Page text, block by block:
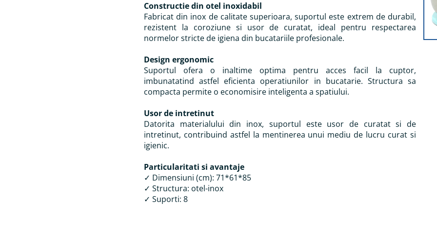
Constructie din otel inoxidabil
Fabricat din inox de calitate superioara, suportul este extrem de durabil,
rezistent la coroziune si usor de curatat, ideal pentru respectarea
normelor stricte de igiena din bucatariile profesionale.
Design ergonomic
Suportul ofera o inaltime optima pentru acces facil la cuptor,
imbunatatind astfel eficienta operatiunilor in bucatarie. Structura sa
compacta permite o economisire inteligenta a spatiului.
Usor de intretinut
Datorita materialului din inox, suportul este usor de curatat si de
intretinut, contribuind astfel la mentinerea unui mediu de lucru curat si
igienic.
Particularitati si avantaje
✓ Dimensiuni (cm): 71*61*85
✓ Structura: otel-inox
✓ Suporti: 8